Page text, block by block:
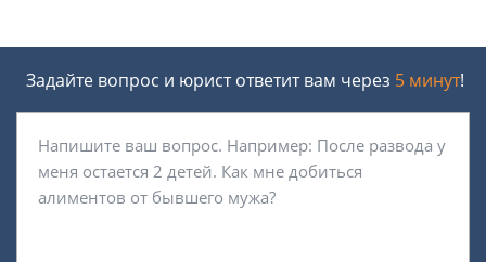
Задайте вопрос и юрист ответит вам через 5 минут!